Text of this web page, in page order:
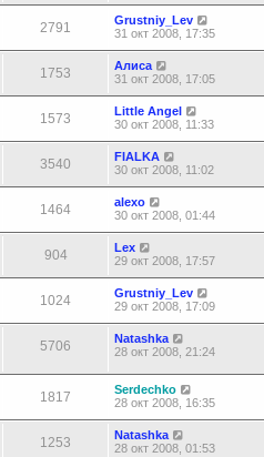
2791
Grustniy_Lev
31 окт 2008, 17:35
1753
Алиса
31 окт 2008, 17:05
1573
Little Angel
30 окт 2008, 11:33
3540
FIALKA
30 окт 2008, 11:02
1464
alexo
30 окт 2008, 01:44
904
Lex
29 окт 2008, 17:57
1024
Grustniy_Lev
29 окт 2008, 17:09
5706
Natashka
28 окт 2008, 21:24
1817
Serdechko
28 окт 2008, 16:35
1253
Natashka
28 окт 2008, 01:53